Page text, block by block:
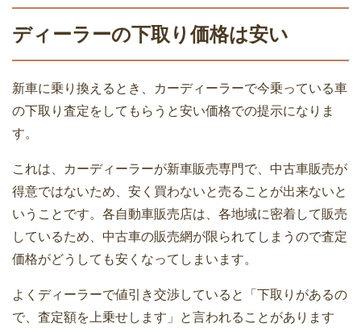
ディーラーの下取り価格は安い
新車に乗り換えるとき、カーディーラーで今乗っている車
の下取り査定をしてもらうと安い価格での提示になりま
す。
これは、カーディーラーが新車販売専門で、中古車販売が
得意ではないため、安く買わないと売ることが出来ないと
いうことです。各自動車販売店は、各地域に密着して販売
しているため、中古車の販売網が限られてしまうので査定
価格がどうしても安くなってしまいます。
よくディーラーで値引き交渉していると「下取りがあるの
で、査定額を上乗せします」と言われることがあります